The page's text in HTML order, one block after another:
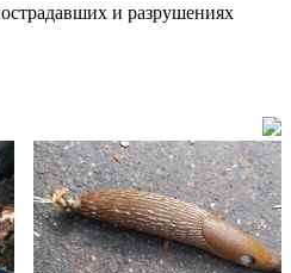
и разрушениях